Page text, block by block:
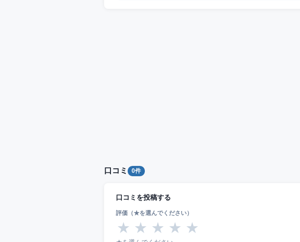
口コミ 0件
口コミを投稿する
評価（★を選んでください）
★ ★ ★ ★ ★